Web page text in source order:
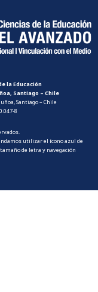
la Educación
Santiago – Chile
Santiago – Chile
8
utilizar el ícono azul de
de letra y navegación